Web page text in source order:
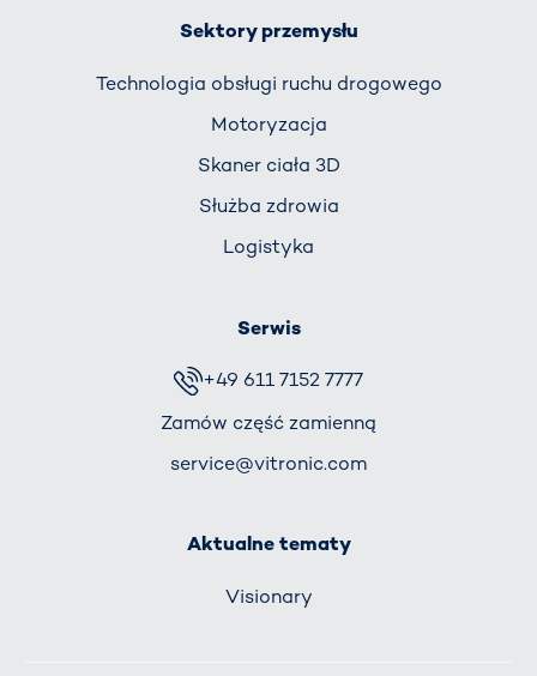
Sektory przemysłu
Technologia obsługi ruchu drogowego
Motoryzacja
Skaner ciała 3D
Służba zdrowia
Logistyka
Serwis
+49 611 7152 7777
Zamów część zamienną
service@vitronic.com
Aktualne tematy
Visionary